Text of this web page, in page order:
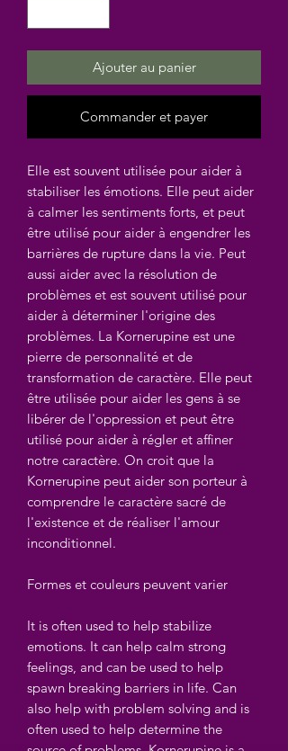
Ajouter au panier
Commander et payer
Elle est souvent utilisée pour aider à
stabiliser les émotions. Elle peut aider
à calmer les sentiments forts, et peut
être utilisé pour aider à engendrer les
barrières de rupture dans la vie. Peut
aussi aider avec la résolution de
problèmes et est souvent utilisé pour
aider à déterminer l'origine des
problèmes. La Kornerupine est une
pierre de personnalité et de
transformation de caractère. Elle peut
être utilisée pour aider les gens à se
libérer de l'oppression et peut être
utilisé pour aider à régler et affiner
notre caractère. On croit que la
Kornerupine peut aider son porteur à
comprendre le caractère sacré de
l'existence et de réaliser l'amour
inconditionnel.
Formes et couleurs peuvent varier
It is often used to help stabilize
emotions. It can help calm strong
feelings, and can be used to help
spawn breaking barriers in life. Can
also help with problem solving and is
often used to help determine the